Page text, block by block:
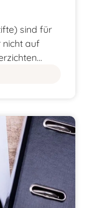
sind für
nicht auf